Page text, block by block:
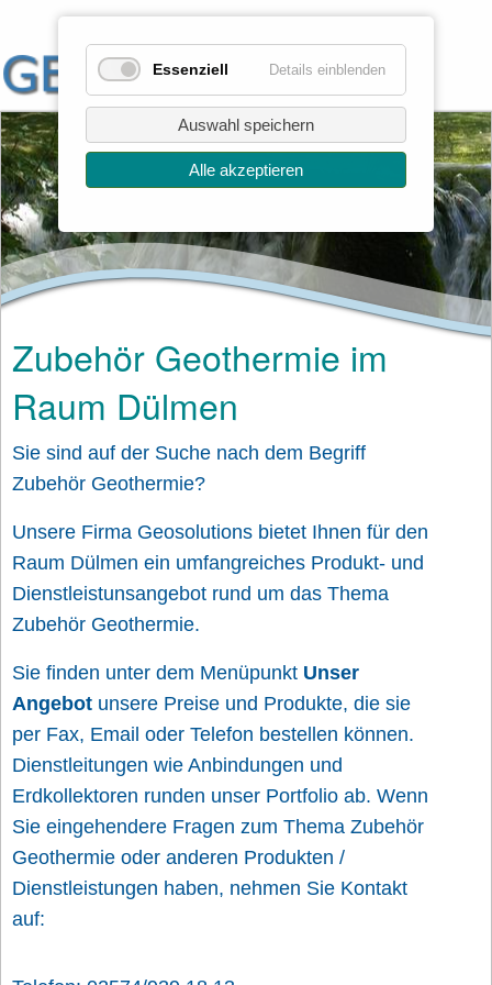
Zubehör Geothermie im
Raum Dülmen
Sie sind auf der Suche nach dem Begriff
Zubehör Geothermie?
Unsere Firma Geosolutions bietet Ihnen für den
Raum Dülmen ein umfangreiches Produkt- und
Dienstleistunsangebot rund um das Thema
Zubehör Geothermie.
Sie finden unter dem Menüpunkt Unser
Angebot unsere Preise und Produkte, die sie
per Fax, Email oder Telefon bestellen können.
Dienstleitungen wie Anbindungen und
Erdkollektoren runden unser Portfolio ab. Wenn
Sie eingehendere Fragen zum Thema Zubehör
Geothermie oder anderen Produkten /
Dienstleistungen haben, nehmen Sie Kontakt
auf:
Essenziell Details einblenden
Auswahl speichern
Alle akzeptieren